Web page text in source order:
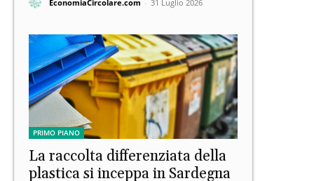
EconomiaCircolare.com - 31 Luglio 2026
PRIMO PIANO
La raccolta differenziata della
plastica si inceppa in Sardegna